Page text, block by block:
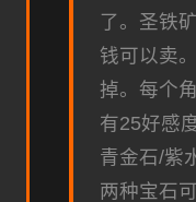
了。圣铁
钱可以卖
掉。每个
有25好感
青金石/紫
两种宝石